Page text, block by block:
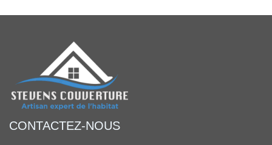
CONTACTEZ-NOUS